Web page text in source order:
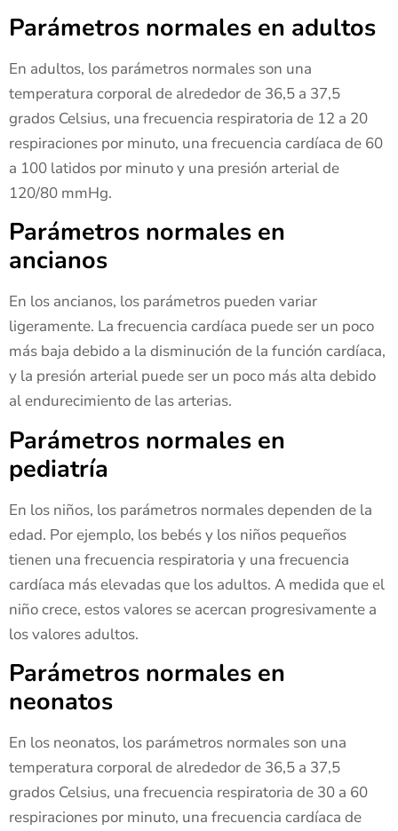
Parámetros normales en adultos
En adultos, los parámetros normales son una
temperatura corporal de alrededor de 36,5 a 37,5
grados Celsius, una frecuencia respiratoria de 12 a 20
respiraciones por minuto, una frecuencia cardíaca de 60
a 100 latidos por minuto y una presión arterial de
120/80 mmHg.
Parámetros normales en
ancianos
En los ancianos, los parámetros pueden variar
ligeramente. La frecuencia cardíaca puede ser un poco
más baja debido a la disminución de la función cardíaca,
y la presión arterial puede ser un poco más alta debido
al endurecimiento de las arterias.
Parámetros normales en
pediatría
En los niños, los parámetros normales dependen de la
edad. Por ejemplo, los bebés y los niños pequeños
tienen una frecuencia respiratoria y una frecuencia
cardíaca más elevadas que los adultos. A medida que el
niño crece, estos valores se acercan progresivamente a
los valores adultos.
Parámetros normales en
neonatos
En los neonatos, los parámetros normales son una
temperatura corporal de alrededor de 36,5 a 37,5
grados Celsius, una frecuencia respiratoria de 30 a 60
respiraciones por minuto, una frecuencia cardíaca de